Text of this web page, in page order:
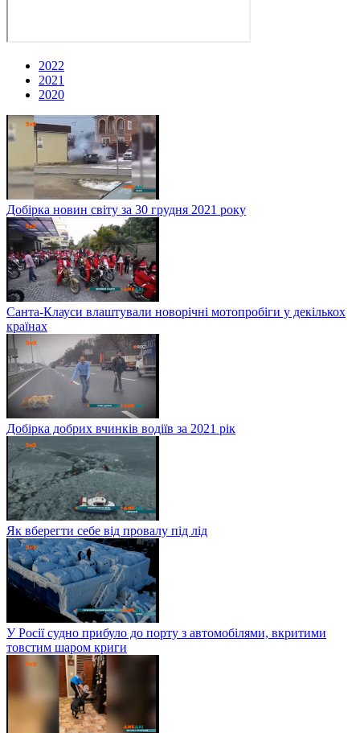
2022
2021
2020
Добірка новин світу за 30 грудня 2021 року
Санта-Клауси влаштували новорічні мотопробіги у декількох
країнах
Добірка добрих вчинків водіїв за 2021 рік
Як вберегти себе від провалу під лід
У Росії судно прибуло до порту з автомобілями, вкритими
товстим шаром криги